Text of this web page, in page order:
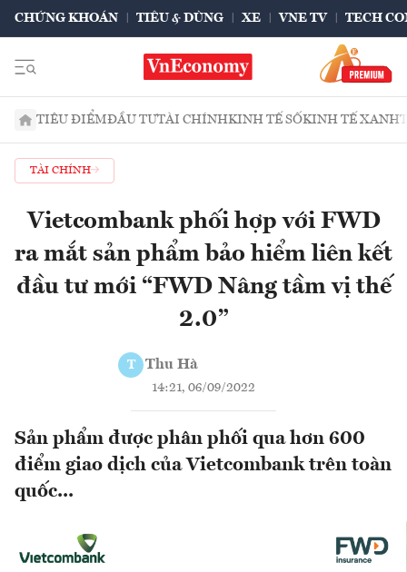
CHỨNG KHOÁN TIÊU & DÙNG XE VNE TV TECH
TIÊU ĐIỂMĐẦU TƯTÀI CHÍNHKINH TẾ SỐKINH TẾ XANH
TÀI CHÍNH
Vietcombank phối hợp với FWD
ra mắt sản phẩm bảo hiểm liên kết
đầu tư mới “FWD Nâng tầm vị thế
2.0”
T Thu Hà
14:21, 06/09/2022
Sản phẩm được phân phối qua hơn 600
điểm giao dịch của Vietcombank trên toàn
quốc...